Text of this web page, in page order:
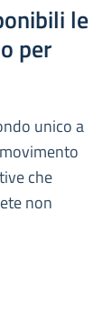
le
per
unico a
che
non